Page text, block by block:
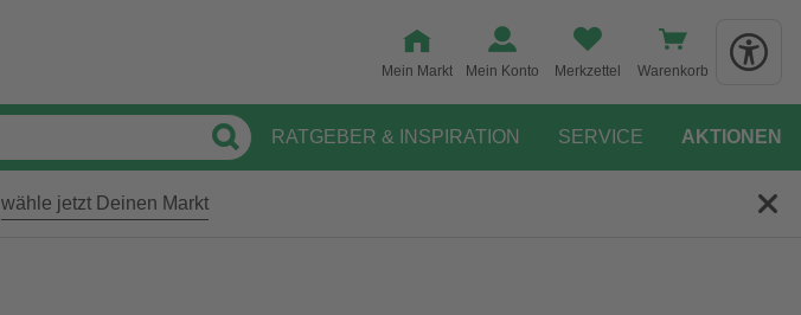
Mein Markt Mein Konto Merkzettel Warenkorb
RATGEBER & INSPIRATION SERVICE AKTIONEN
wähle jetzt Deinen Markt